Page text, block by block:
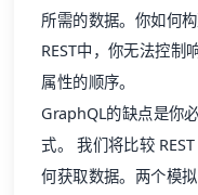
所需的数据。你如何
REST中，你无法控制
属性的顺序。
GraphQL的缺点是你
式。 我们将比较
何获取数据。两个模